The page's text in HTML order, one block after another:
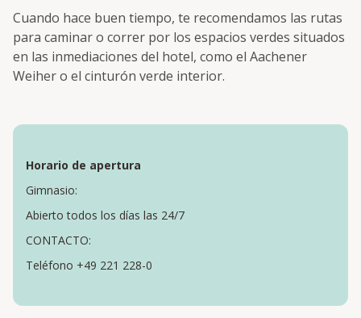
Cuando hace buen tiempo, te recomendamos las rutas
para caminar o correr por los espacios verdes situados
en las inmediaciones del hotel, como el Aachener
Weiher o el cinturón verde interior.
Horario de apertura
Gimnasio:
Abierto todos los días las 24/7
CONTACTO:
Teléfono +49 221 228-0